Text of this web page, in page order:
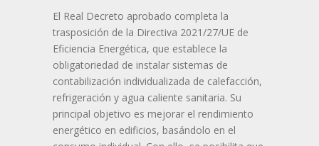
El Real Decreto aprobado completa la
trasposición de la Directiva 2021/27/UE de
Eficiencia Energética, que establece la
obligatoriedad de instalar sistemas de
contabilización individualizada de calefacción,
refrigeración y agua caliente sanitaria. Su
principal objetivo es mejorar el rendimiento
energético en edificios, basándolo en el